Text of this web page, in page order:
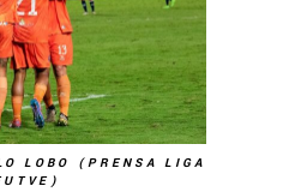
LOBO (PRENSA LIGA